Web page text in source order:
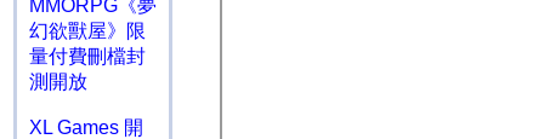
MMORPG《夢
幻欲獸屋》限
量付費刪檔封
測開放
XL Games 開